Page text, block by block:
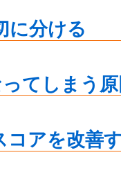
に分ける
てしまう
コアを改善